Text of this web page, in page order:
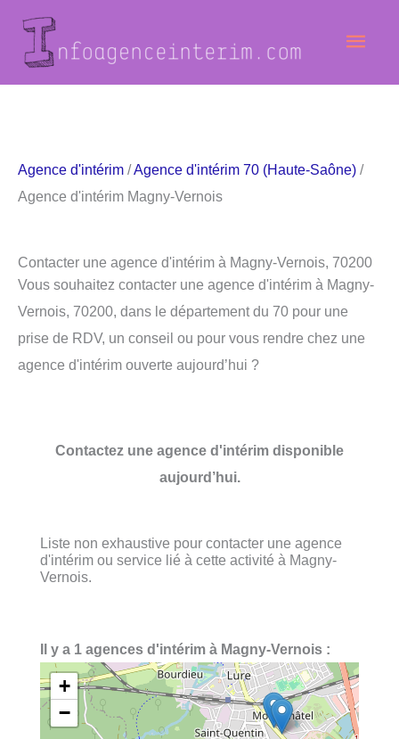
contenu
Agence d'intérim /Agence d'intérim 70 (Haute-Saône) /
Agence d'intérim Magny-Vernois
Contacter une agence d'intérim à Magny-Vernois, 70200
Vous souhaitez contacter une agence d'intérim à Magny-
Vernois, 70200, dans le département du 70 pour une
prise de RDV, un conseil ou pour vous rendre chez une
agence d'intérim ouverte aujourd’hui ?
Contactez une agence d'intérim disponible
aujourd’hui.
Liste non exhaustive pour contacter une agence
d'intérim ou service lié à cette activité à Magny-
Vernois.
Il y a 1 agences d'intérim à Magny-Vernois :
+
−